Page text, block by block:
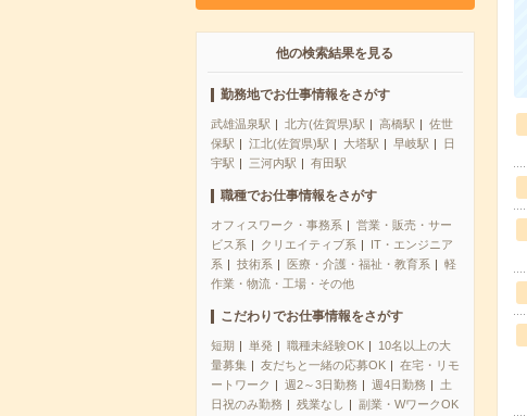
他の検索結果を見る
勤務地でお仕事情報をさがす
武雄温泉駅 北方(佐賀県)駅 高橋駅
佐世
保駅
江北(佐賀県)駅 大塔駅 早岐駅
日
宇駅
三河内駅 有田駅
職種でお仕事情報をさがす
オフィスワーク・事務系
営業・販売・サー
ビス系
クリエイティブ系
IT・エンジニア
系
技術系 医療・介護・福祉・教育系
軽
作業・物流・工場・その他
こだわりでお仕事情報をさがす
短期 単発 職種未経験OK
10名以上の大
量募集
友だちと一緒の応募OK
在宅・リモ
ートワーク
週2～3日勤務 週4日勤務
土
日祝のみ勤務
残業なし
副業・WワークOK